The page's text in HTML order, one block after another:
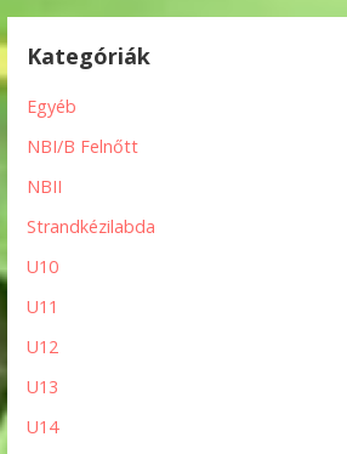
Kategóriák
Egyéb
NBI/B Felnőtt
NBII
Strandkézilabda
U10
U11
U12
U13
U14